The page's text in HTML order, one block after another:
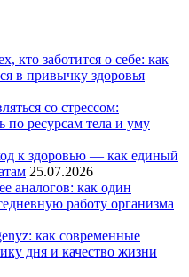
кто заботится о себе: как
в привычку здоровья
со стрессом:
по ресурсам тела и уму
к здоровью — как единый
25.07.2026
аналогов: как один
работу организма
как современные
дня и качество жизни